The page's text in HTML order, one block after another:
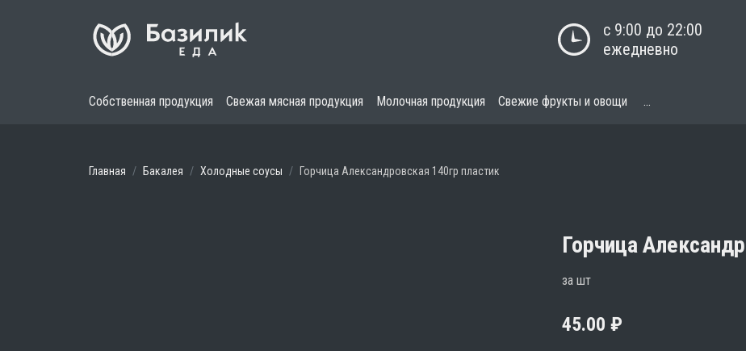
с 9:00 до 22:00
ежедневно
Собственная продукция Свежая мясная продукция Молочная продукция Свежие фрукты и овощи ...
Главная Бакалея Холодные соусы Горчица Александровская 140гр пластик
Горчица
за шт
45.00 ₽